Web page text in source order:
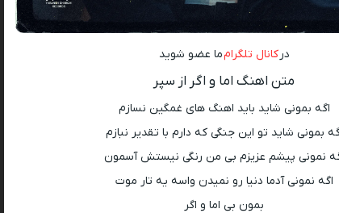
درکانال تلگرامما عضو شوید
متن اهنگ اما و اگر از سپر
اگه بمونی شاید باید اهنگ های غمگین نسازم
بمونی شاید تو این جنگی که دارم با تقدیر نبازم
نمونی پیشم عزیزم بی من رنگی نیستش آسمون
اگه نمونی آدما دنیا رو نمیدن واسه یه تار موت
بمون بی اما و اگر